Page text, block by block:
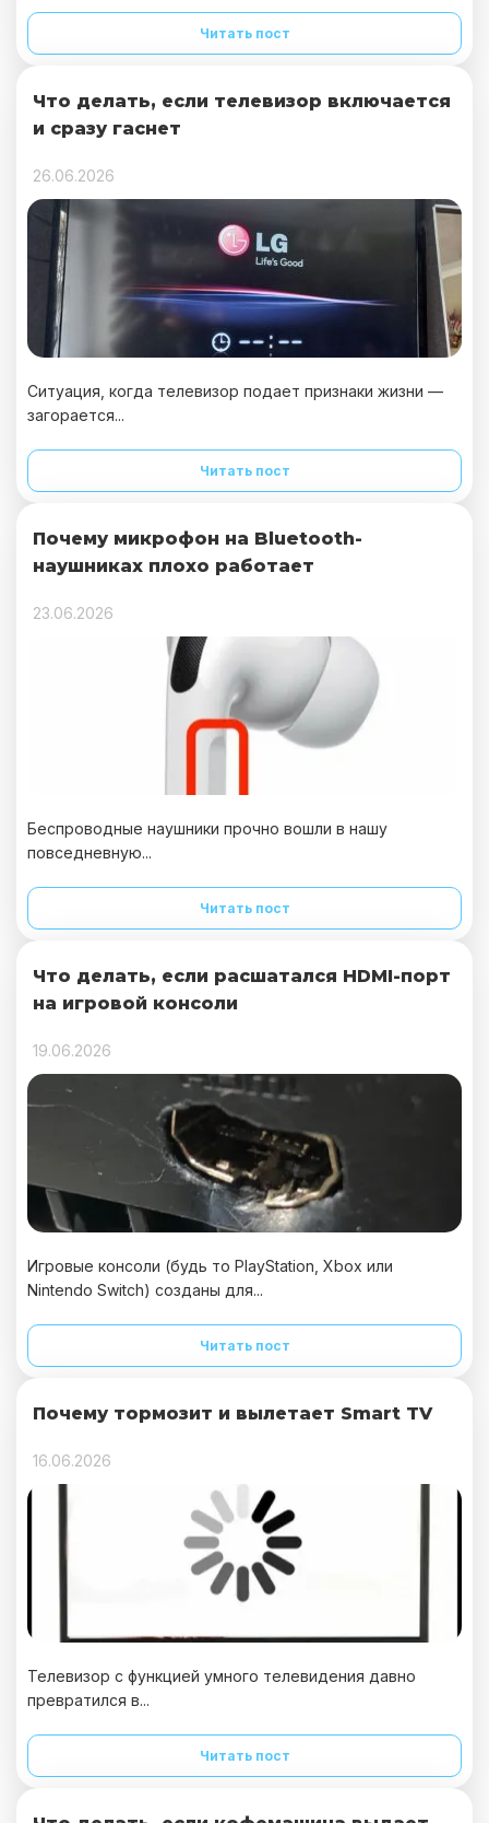
Читать пост
Что делать, если телевизор включается
и сразу гаснет
26.06.2026
Ситуация, когда телевизор подает признаки жизни —
загорается...
Читать пост
Почему микрофон на Bluetooth-
наушниках плохо работает
23.06.2026
Беспроводные наушники прочно вошли в нашу
повседневную...
Читать пост
Что делать, если расшатался HDMI-порт
на игровой консоли
19.06.2026
Игровые консоли (будь то PlayStation, Xbox или
Nintendo Switch) созданы для...
Читать пост
Почему тормозит и вылетает Smart TV
16.06.2026
Телевизор с функцией умного телевидения давно
превратился в...
Читать пост